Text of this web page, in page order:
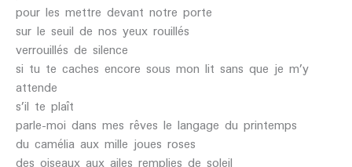
pour les mettre devant notre porte
sur le seuil de nos yeux rouillés
verrouillés de silence
si tu te caches encore sous mon lit sans que je m’y
attende
s’il te plaît
parle-moi dans mes rêves le langage du printemps
du camélia aux mille joues roses